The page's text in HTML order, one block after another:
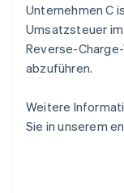
Unternehmen C
Umsatzsteuer im
Reverse-
abzuführen.
Weitere
Sie in unserem